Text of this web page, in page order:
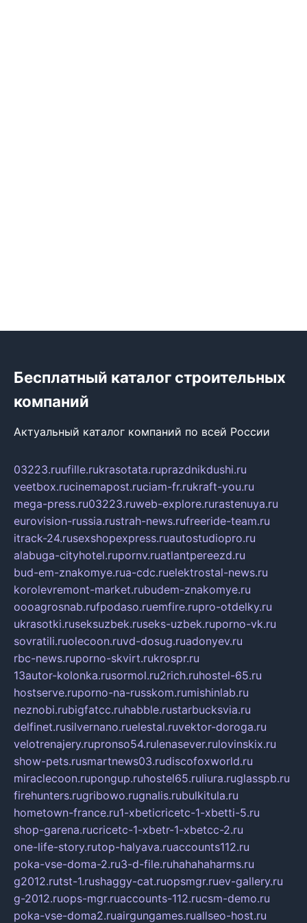
Бесплатный каталог строительных
компаний
Актуальный каталог компаний по всей России
03223.ruufille.rukrasotata.ruprazdnikdushi.ru
veetbox.rucinemapost.ruciam-fr.rukraft-you.ru
mega-press.ru03223.ruweb-explore.rurastenuya.ru
eurovision-russia.rustrah-news.rufreeride-team.ru
itrack-24.rusexshopexpress.ruautostudiopro.ru
alabuga-cityhotel.rupornv.ruatlantpereezd.ru
bud-em-znakomye.rua-cdc.ruelektrostal-news.ru
korolevremont-market.rubudem-znakomye.ru
oooagrosnab.rufpodaso.ruemfire.rupro-otdelky.ru
ukrasotki.ruseksuzbek.ruseks-uzbek.ruporno-vk.ru
sovratili.ruolecoon.ruvd-dosug.ruadonyev.ru
rbc-news.ruporno-skvirt.rukrospr.ru
13autor-kolonka.rusormol.ru2rich.ruhostel-65.ru
hostserve.ruporno-na-russkom.rumishinlab.ru
neznobi.rubigfatcc.ruhabble.rustarbucksvia.ru
delfinet.rusilvernano.ruelestal.ruvektor-doroga.ru
velotrenajery.rupronso54.rulenasever.rulovinskix.ru
show-pets.rusmartnews03.rudiscofoxworld.ru
miraclecoon.rupongup.ruhostel65.ruliura.ruglasspb.ru
firehunters.rugribowo.rugnalis.rubulkitula.ru
hometown-france.ru1-xbeticricetc-1-xbetti-5.ru
shop-garena.rucricetc-1-xbetr-1-xbetcc-2.ru
one-life-story.rutop-halyava.ruaccounts112.ru
poka-vse-doma-2.ru3-d-file.ruhahahaharms.ru
g2012.rutst-1.rushaggy-cat.ruopsmgr.ruev-gallery.ru
g-2012.ruops-mgr.ruaccounts-112.rucsm-demo.ru
poka-vse-doma2.ruairgungames.ruallseo-host.ru